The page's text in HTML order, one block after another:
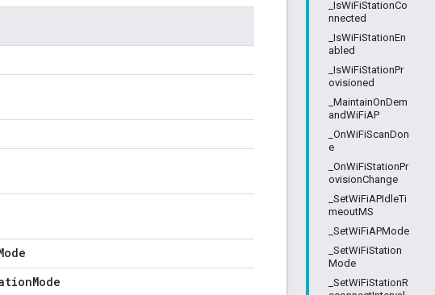
_IsWiFiStationCo
nnected
_IsWiFiStationEn
abled
_IsWiFiStationPr
ovisioned
_MaintainOnDem
andWiFiAP
_OnWiFiScanDon
e
_OnWiFiStationPr
ovisionChange
_SetWiFiAPIdleTi
meoutMS
_SetWiFiAPMode
_SetWiFiStation
Mode
_SetWiFiStationR